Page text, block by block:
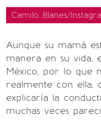
Camilo Blanes/
Aunque su mamá
manera en su vida,
México, por lo que
realmente con ella,
explicaría la
muchas veces